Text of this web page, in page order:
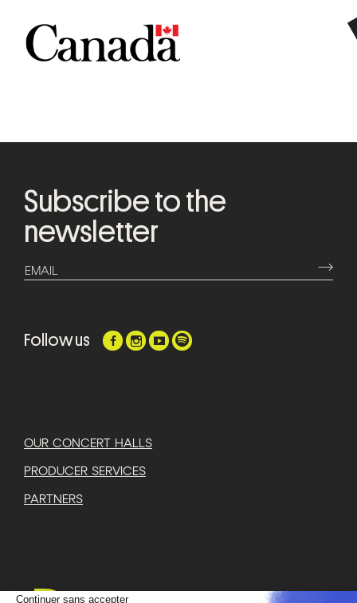
Subscribe to the
newsletter
EMAIL ⟶
Follow us
OUR CONCERT HALLS
PRODUCER SERVICES
PARTNERS